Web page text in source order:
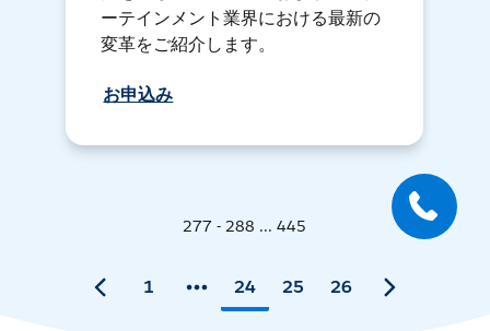
ーテインメント業界における最新の
変革をご紹介します。
お申込み
277 - 288 ... 445
1 24 25 26